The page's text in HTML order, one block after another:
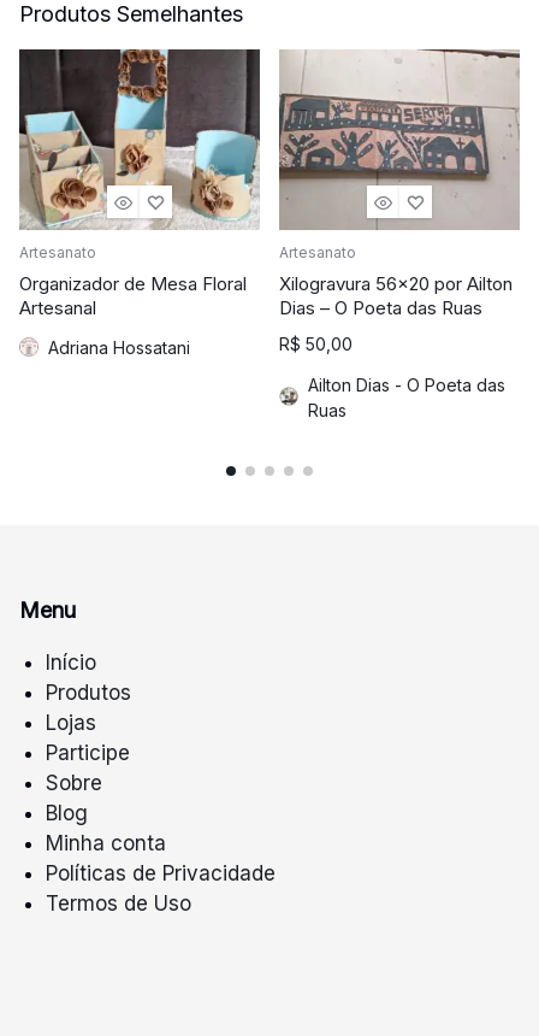
Produtos Semelhantes
Artesanato
Organizador de Mesa Floral
Artesanal
Adriana Hossatani
Artesanato
Xilogravura 56×20 por Ailton
Dias – O Poeta das Ruas
R$ 50,00
Ailton Dias - O Poeta das
Ruas
Menu
Início
Produtos
Lojas
Participe
Sobre
Blog
Minha conta
Políticas de Privacidade
Termos de Uso